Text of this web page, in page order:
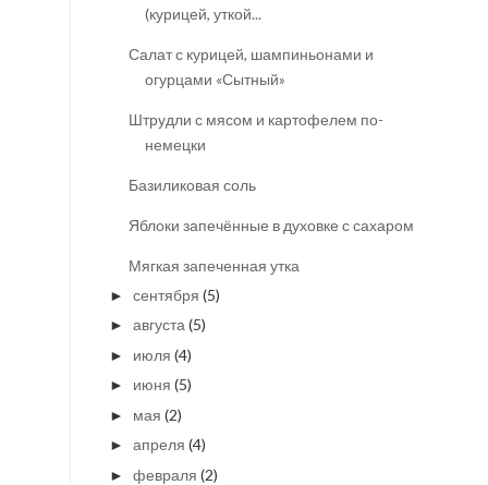
(курицей, уткой...
Салат с курицей, шампиньонами и
огурцами «Сытный»
Штрудли с мясом и картофелем по-
немецки
Базиликовая соль
Яблоки запечённые в духовке с сахаром
Мягкая запеченная утка
► сентября (5)
► августа (5)
► июля (4)
► июня (5)
► мая (2)
► апреля (4)
► февраля (2)